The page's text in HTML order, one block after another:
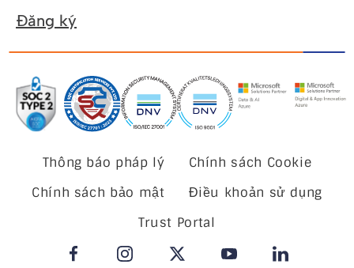
Đăng ký
Thông báo pháp lý
Chính sách Cookie
Chính sách bảo mật
Điều khoản sử dụng
Trust Portal